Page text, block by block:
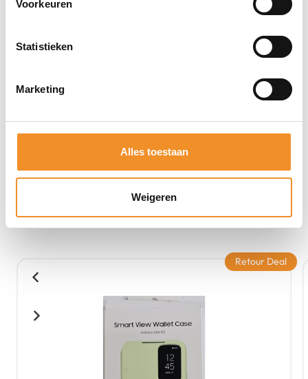
Voorkeuren
Statistieken
Marketing
Alles toestaan
Weigeren
Bekijk ook eens deze producten
Retour Deal